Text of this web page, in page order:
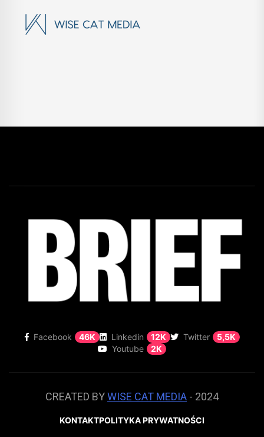
Facebook 46K Linkedin 12K Twitter
5,5K
Youtube
2K
CREATED BYWISE CAT MEDIA - 2024
KONTAKTPOLITYKA PRYWATNOŚCI